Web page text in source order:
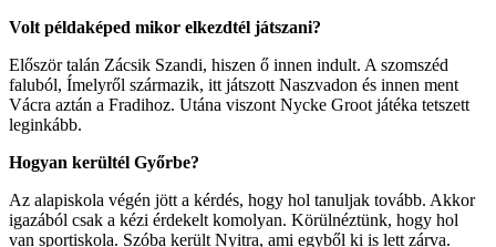
Volt példaképed mikor elkezdtél játszani?
Először talán Zácsik Szandi, hiszen ő innen indult. A szomszéd
faluból, Ímelyről származik, itt játszott Naszvadon és innen ment
Vácra aztán a Fradihoz. Utána viszont Nycke Groot játéka tetszett
leginkább.
Hogyan kerültél Győrbe?
Az alapiskola végén jött a kérdés, hogy hol tanuljak tovább. Akkor
igazából csak a kézi érdekelt komolyan. Körülnéztünk, hogy hol
van sportiskola. Szóba került Nyitra, ami egyből ki is lett zárva.